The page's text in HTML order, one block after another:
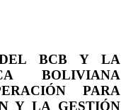
DEL BCB Y LA
BOLIVIANA
PARA
Y LA GESTIÓN